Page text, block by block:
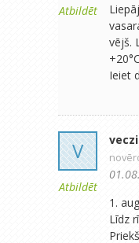
Atbildēt
vējš.
Ieiet
V
Atbildēt
1.
Līdz